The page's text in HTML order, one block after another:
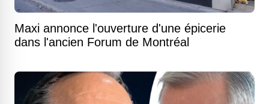
Maxi annonce l'ouverture d'une épicerie
dans l'ancien Forum de Montréal